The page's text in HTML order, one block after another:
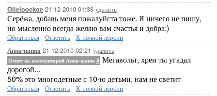
Olleloockoe 21-12-2010-01:38 удалить
Серёжа, добавь меня пожалуйста тоже. Я ничего не пишу,
но мысленно всегда желаю вам счастья и добра:)
Обратиться - Ответить - К полной версии
Аппа-паппа 21-12-2010-02:21 удалить
Ответ на комментарий Аппа-паппа # Мегавольт, хрен ты угадал
дорогой...
50% это многодетные с 10-ю детьми, нам не светит
Обратиться - Ответить - К полной версии